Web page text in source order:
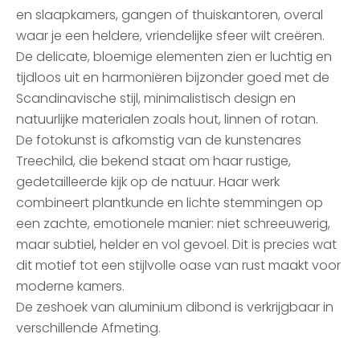
en slaapkamers, gangen of thuiskantoren, overal
waar je een heldere, vriendelijke sfeer wilt creëren.
De delicate, bloemige elementen zien er luchtig en
tijdloos uit en harmoniëren bijzonder goed met de
Scandinavische stijl, minimalistisch design en
natuurlijke materialen zoals hout, linnen of rotan.
De fotokunst is afkomstig van de kunstenares
Treechild, die bekend staat om haar rustige,
gedetailleerde kijk op de natuur. Haar werk
combineert plantkunde en lichte stemmingen op
een zachte, emotionele manier: niet schreeuwerig,
maar subtiel, helder en vol gevoel. Dit is precies wat
dit motief tot een stijlvolle oase van rust maakt voor
moderne kamers.
De zeshoek van aluminium dibond is verkrijgbaar in
verschillende Afmeting.